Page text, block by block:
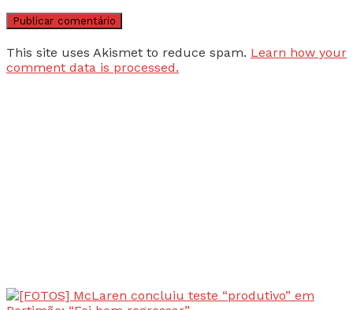
This site uses Akismet to reduce spam. Learn how your
comment data is processed.